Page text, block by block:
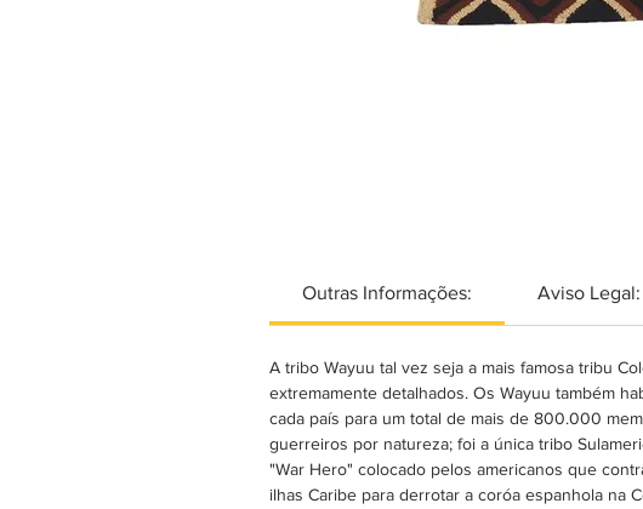
Outras Informações: Aviso Legal:
A tribo Wayuu tal vez seja a mais famosa tribu
extremamente detalhados. Os Wayuu também
cada país para um total de mais de 800.000
guerreiros por natureza; foi a única tribo
"War Hero" colocado pelos americanos que
ilhas Caribe para derrotar a coróa espanhola na